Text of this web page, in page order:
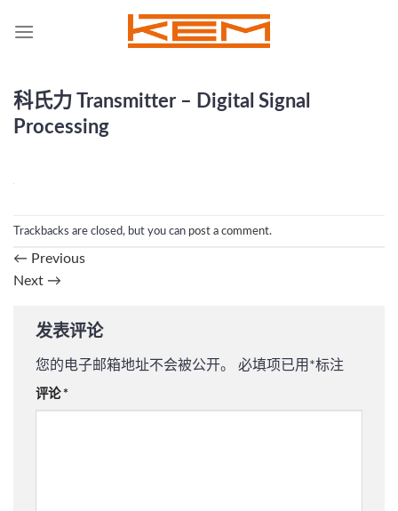
科氏力 Transmitter – Digital Signal
Processing
Trackbacks are closed, but you can post a comment.
← Previous
Next →
发表评论
您的电子邮箱地址不会被公开。 必填项已用 *标注
评论 *